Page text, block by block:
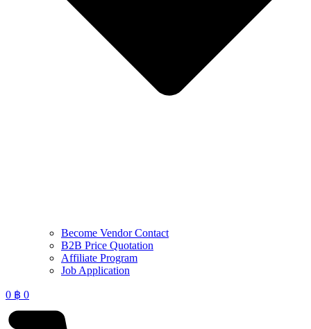
Become Vendor Contact
B2B Price Quotation
Affiliate Program
Job Application
0 ฿ 0